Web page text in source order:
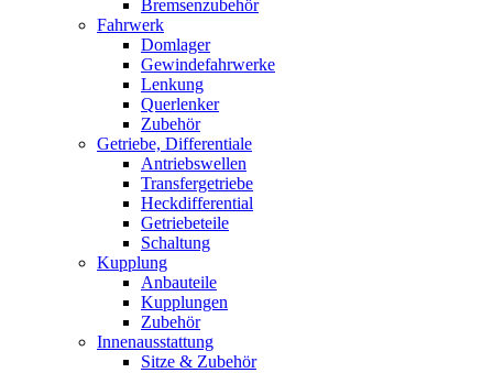
Bremsenzubehör
Fahrwerk
Domlager
Gewindefahrwerke
Lenkung
Querlenker
Zubehör
Getriebe, Differentiale
Antriebswellen
Transfergetriebe
Heckdifferential
Getriebeteile
Schaltung
Kupplung
Anbauteile
Kupplungen
Zubehör
Innenausstattung
Sitze & Zubehör